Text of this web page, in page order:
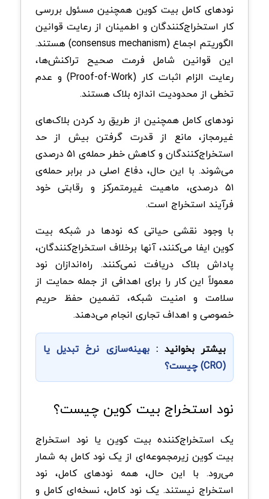
نود‌های کامل بیت‌ کوین همچنین مسئول بررسی
کار استخراج‌کنندگان و اطمینان از رعایت قوانین
الگوریتم اجماع (consensus mechanism) هستند.
این قوانین شامل فرمت صحیح تراکنش‌ها،
رعایت الزام اثبات کار (Proof-of-Work) و عدم
تخطی از محدودیت اندازه بلاک هستند.
نود‌های کامل همچنین از طریق رد کردن بلاک‌های
غیرمجاز، مانع از قدرت گرفتن بیش از حد
استخراج‌کنندگان و کاهش خطر حمله‌ی ۵۱ درصدی
می‌شوند. با این حال، دفاع اصلی در برابر حمله‌ی
۵۱ درصدی، ماهیت غیرمتمرکز و رقابتی خود
فرآیند استخراج است.
با وجود نقشی حیاتی که نود‌ها در شبکه بیت‌
کوین ایفا می‌کنند، آنها برخلاف استخراج‌کنندگان،
پاداش بلاک دریافت نمی‌کنند. راه‌اندازان نود
معمولاً این کار را برای اهدافی از جمله حمایت از
سلامت و امنیت شبکه، تضمین حفظ حریم
خصوصی و اهداف تجاری انجام می‌دهند.
بیشتر بخوانید :بهینه‌سازی نرخ تبدیل یا
(CRO) چیست؟
نود استخراج بیت‌ کوین چیست؟
یک استخراج‌کننده بیت‌ کوین یا نود استخراج
بیت‌ کوین زیرمجموعه‌ای از یک نود کامل به شمار
می‌رود. با این حال، همه نود‌های کامل، نود
استخراج نیستند. یک نود کامل، نسخه‌ای کامل و